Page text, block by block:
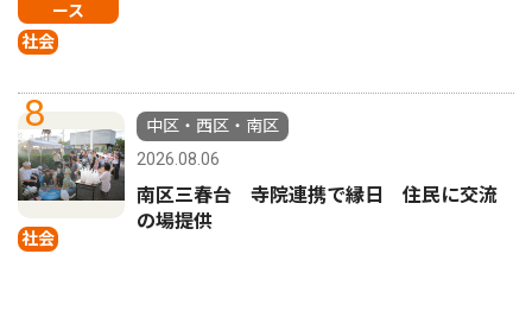
ース
社会
8
社会
中区・西区・南区
2026.08.06
南区三春台 寺院連携で縁日 住民に交流
の場提供